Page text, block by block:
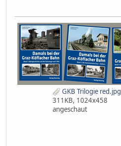
GKB Trilogie red.jpg
311KB, 1024x458
angeschaut